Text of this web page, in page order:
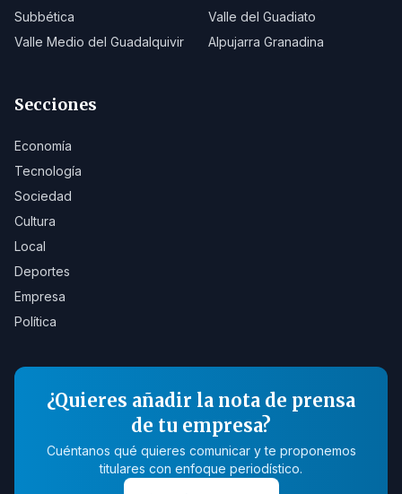
Subbética
Valle del Guadiato
Valle Medio del Guadalquivir
Alpujarra Granadina
Secciones
Economía
Tecnología
Sociedad
Cultura
Local
Deportes
Empresa
Política
¿Quieres añadir la nota de prensa
de tu empresa?
Cuéntanos qué quieres comunicar y te proponemos
titulares con enfoque periodístico.